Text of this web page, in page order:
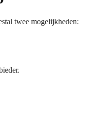
twee mogelijkheden: